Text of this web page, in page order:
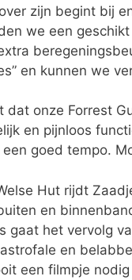
zijn begint bij
we een
en kunnen we
dat onze Forrest
en pijnloos
goed tempo.
Hut rijdt
en
gaat het vervolg
en
een filmpje